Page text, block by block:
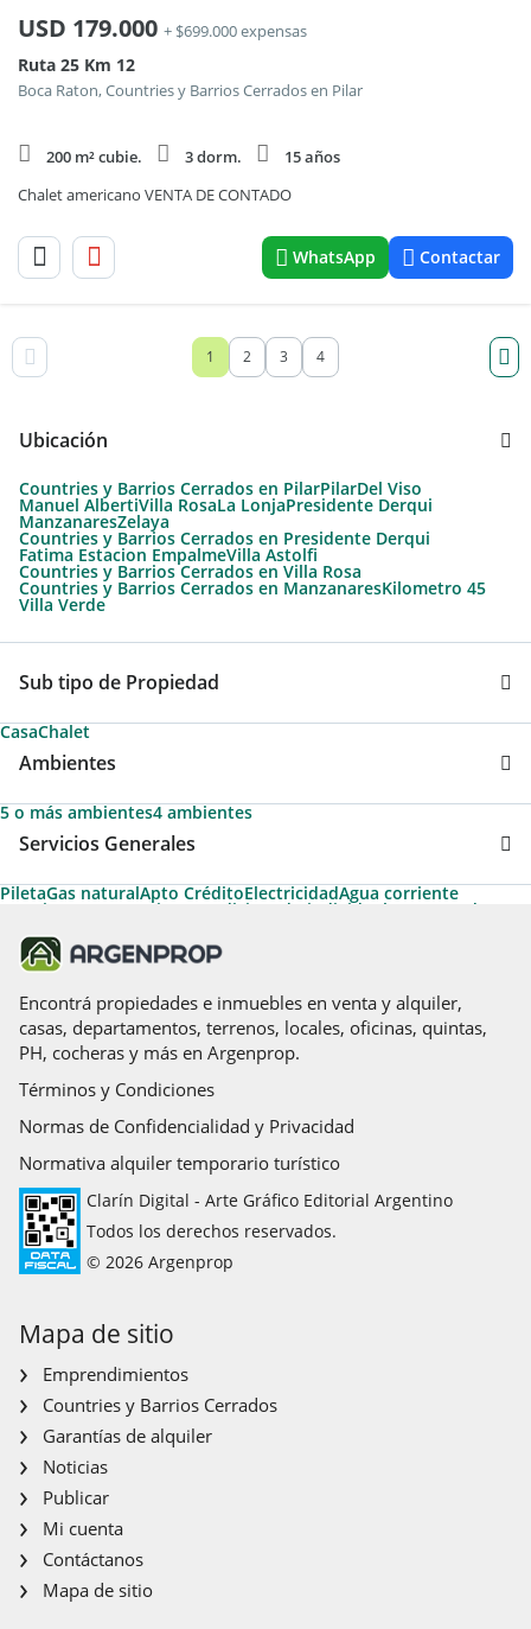
USD 179.000 + $699.000 expensas
Ruta 25 Km 12
Boca Raton, Countries y Barrios Cerrados en Pilar
200 m² cubie. 3 dorm.
15 años
Chalet americano VENTA DE CONTADO
WhatsApp Contactar
1 2 3 4
Ubicación
Countries y Barrios Cerrados en PilarPilarDel Viso
Manuel AlbertiVilla RosaLa LonjaPresidente Derqui
ManzanaresZelaya
Countries y Barrios Cerrados en Presidente Derqui
Fatima Estacion EmpalmeVilla Astolfi
Countries y Barrios Cerrados en Villa Rosa
Countries y Barrios Cerrados en ManzanaresKilometro 45
Villa Verde
Sub tipo de Propiedad
CasaChalet
Ambientes
5 o más ambientes4 ambientes
Servicios Generales
PiletaGas naturalApto CréditoElectricidadAgua corriente
Permite Mascotas Aire acondicionado individual Desayunador
Calefacción tiro balanceado
Cancha de futbolHidromasaje
Acceso para personas con movilidad reducida
Encontrá propiedades e inmuebles en venta y alquiler,
casas, departamentos, terrenos, locales, oficinas, quintas,
PH, cocheras y más en Argenprop.
Términos y Condiciones
Normas de Confidencialidad y Privacidad
Normativa alquiler temporario turístico
Clarín Digital - Arte Gráfico Editorial Argentino
Todos los derechos reservados.
© 2026 Argenprop
Mapa de sitio
Emprendimientos
Countries y Barrios Cerrados
Garantías de alquiler
Noticias
Publicar
Mi cuenta
Contáctanos
Mapa de sitio